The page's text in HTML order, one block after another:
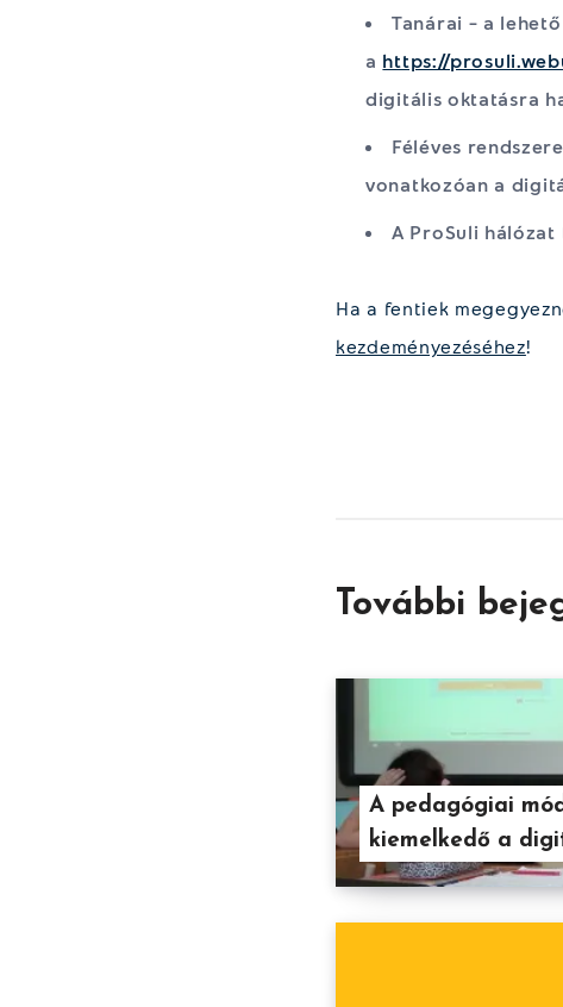
Tanárai – a
a https://
digitális oktatásra
Féléves
vonatkozóan a
A ProSuli
Ha a fentiek
kezdeményezéséhez!
További
A pedagógiai
kiemelkedő a